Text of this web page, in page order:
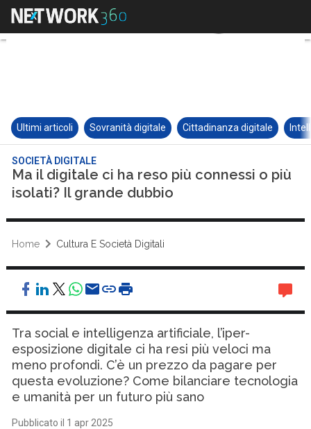
Ultimi articoli Sovranità digitale Cittadinanza digitale
SOCIETÀ DIGITALE
Ma il digitale ci ha reso più connessi o più
isolati? Il grande dubbio
Home Cultura E Società Digitali
Tra social e intelligenza artificiale, l’iper-
esposizione digitale ci ha resi più veloci ma
meno profondi. C’è un prezzo da pagare per
questa evoluzione? Come bilanciare tecnologia
e umanità per un futuro più sano
Pubblicato il 1 apr 2025